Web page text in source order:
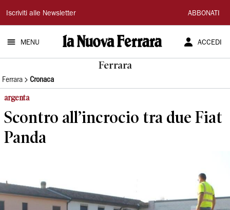
La
Nuova
Ferrara
Iscriviti alle Newsletter ABBONATI
MENU ACCEDI
Ferrara
Ferrara Cronaca
argenta
Scontro all’incrocio tra due Fiat
Panda